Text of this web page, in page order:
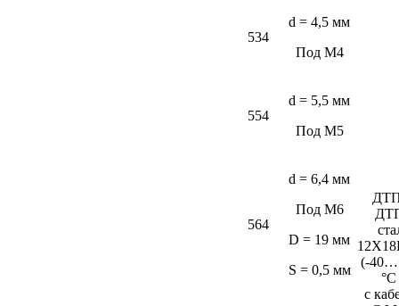
534
d = 4,5 мм
Под М4
(-
°C
c
554
d = 5,5 мм
Под М5
564
d = 6,4 мм
Под М6
D = 19 мм
S = 0,5 мм